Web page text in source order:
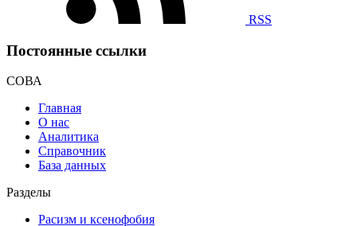
RSS
Постоянные ссылки
СОВА
Главная
О нас
Аналитика
Справочник
База данных
Разделы
Расизм и ксенофобия